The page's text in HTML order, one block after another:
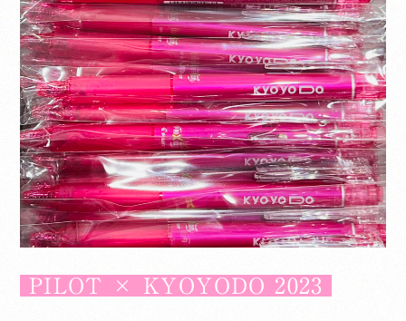
PILOT × KYOYODO 2023